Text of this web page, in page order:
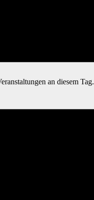
an diesem Tag.